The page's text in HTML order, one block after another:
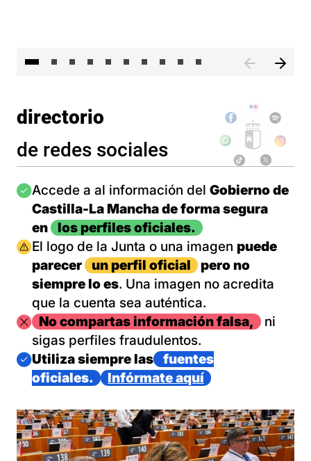
directorio
de redes sociales
Imagen
Accede a al información del Gobierno de
Castilla-La Mancha de forma segura
en
los perfiles oficiales.
Imagen
El logo de la Junta o una imagen puede
parecer
un perfil oficial
pero no
siempre lo es. Una imagen no acredita
que la cuenta sea auténtica.
ImagenNo compartas información falsa,
ni
sigas perfiles fraudulentos.
Imagen
Utiliza siempre las
fuentes
oficiales.
Infórmate aquí